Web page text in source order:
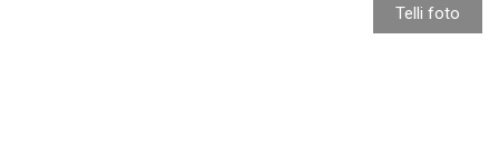
Telli foto